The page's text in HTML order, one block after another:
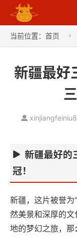
当前位置： 首页 
新疆最好
新疆最好的
冠！
新疆，这片被誉为
然美景和深厚的
地的梦幻之旅，